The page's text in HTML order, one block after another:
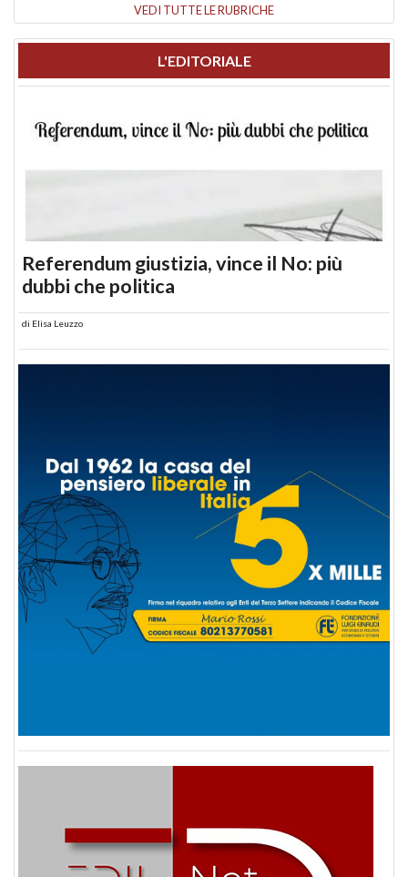
VEDI TUTTE LE RUBRICHE
L'EDITORIALE
Referendum giustizia, vince il No: più
dubbi che politica
di Elisa Leuzzo